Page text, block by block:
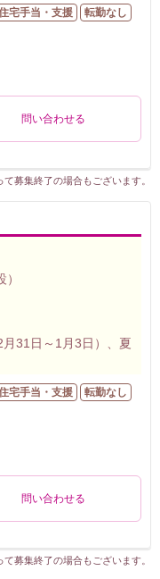
宅手当・支援
転勤なし
問い合わせる
募集終了の場合もございます。
31日～1月3日）、夏
宅手当・支援
転勤なし
問い合わせる
募集終了の場合もございます。